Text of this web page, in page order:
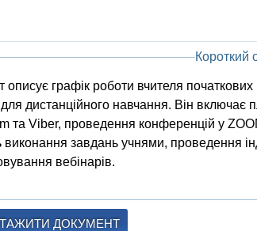
Короткий
описує графік роботи вчителя
дистанційного навчання. Він
та Viber, проведення конференцій у
виконання завдань учнями, проведення
вебінарів.
ДОКУМЕНТ